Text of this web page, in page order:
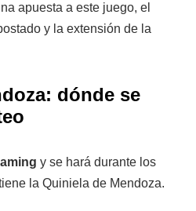
apuesta a este juego, el
y la extensión de la
dónde se
y se hará durante los
la Quiniela de Mendoza.